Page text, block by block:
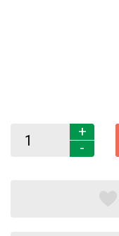
+
-